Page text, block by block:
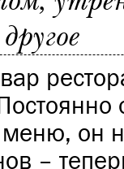
он
–